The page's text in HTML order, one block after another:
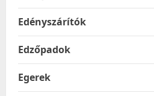
Edényszárítók
Edzőpadok
Egerek